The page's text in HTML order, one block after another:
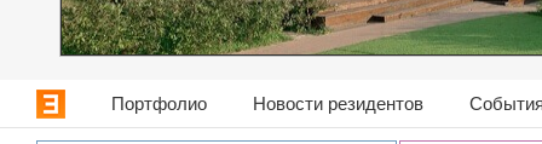
Портфолио Новости резидентов